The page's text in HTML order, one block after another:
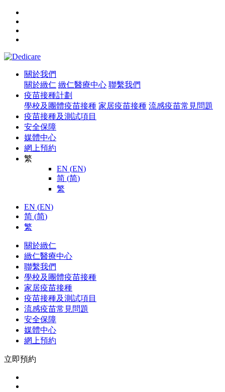
關於我們
關於緻仁 緻仁醫療中心 聯繫我們
疫苗接種計劃
學校及團體疫苗接種 家居疫苗接種 流感疫苗常見問題
疫苗接種及測試項目
安全保障
媒體中心
網上預約
繁
EN (EN)
简 (简)
繁
EN (EN)
简 (简)
繁
關於緻仁
緻仁醫療中心
聯繫我們
學校及團體疫苗接種
家居疫苗接種
疫苗接種及測試項目
流感疫苗常見問題
安全保障
媒體中心
網上預約
立即預約